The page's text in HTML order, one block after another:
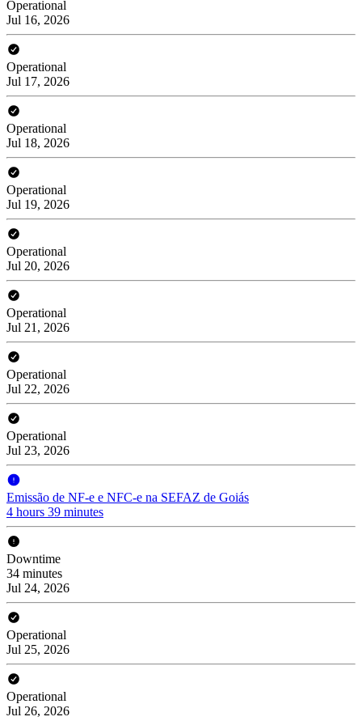
Operational
Jul 16, 2026
Operational
Jul 17, 2026
Operational
Jul 18, 2026
Operational
Jul 19, 2026
Operational
Jul 20, 2026
Operational
Jul 21, 2026
Operational
Jul 22, 2026
Operational
Jul 23, 2026
Emissão de NF-e e NFC-e na SEFAZ de Goiás
4 hours 39 minutes
Downtime
34 minutes
Jul 24, 2026
Operational
Jul 25, 2026
Operational
Jul 26, 2026